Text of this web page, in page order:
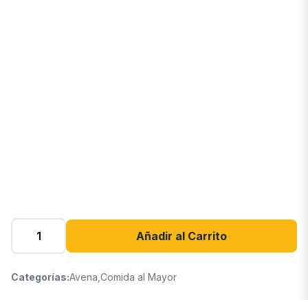
Añadir al Carrito
Categorías:Avena Comida al Mayor